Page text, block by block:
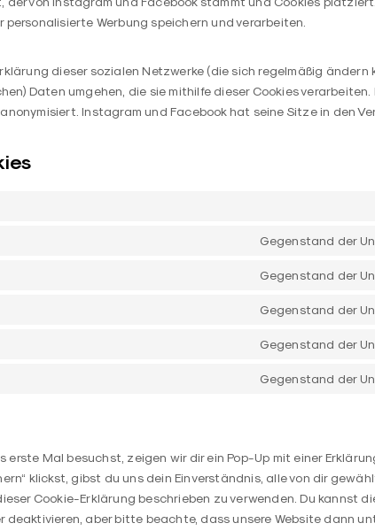
Werbung speichern und verarbeiten.
dieser sozialen Netzwerke (die sich regelmäßig ändern
Daten umgehen, die sie mithilfe dieser Cookies
Instagram und Facebook hat seine Sitze in den
Gegenstand der
Gegenstand der
Gegenstand der
Gegenstand der
Gegenstand der
erste Mal besuchst, zeigen wir dir ein Pop-Up mit einer
klickst, gibst du uns dein Einverständnis, alle von dir
Cookie-Erklärung beschrieben zu verwenden. Du kannst
deaktivieren, aber bitte beachte, dass unsere Website dann